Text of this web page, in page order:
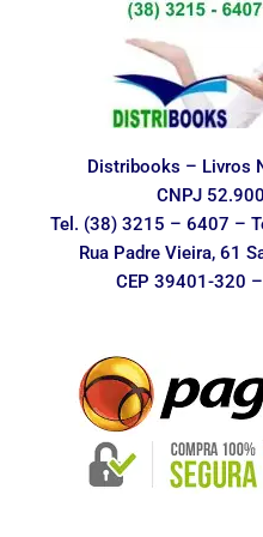
Distribooks – Livros
CNPJ
Tel. (38) 3215 – 6407 –
Rua Padre Vieira, 61
CEP 39401-320